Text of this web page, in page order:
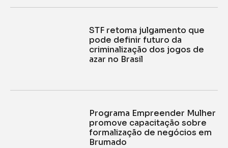
STF retoma julgamento que
pode definir futuro da
criminalização dos jogos de
azar no Brasil
Programa Empreender Mulher
promove capacitação sobre
formalização de negócios em
Brumado